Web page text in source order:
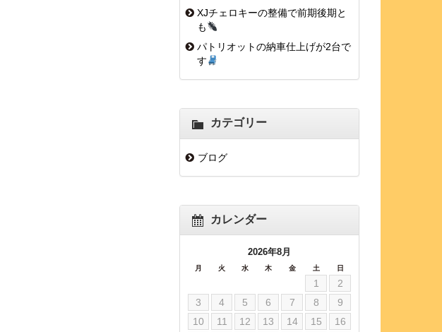
XJチェロキーの整備で前期後期と
も
パトリオットの納車仕上げが2台で
す
カテゴリー
ブログ
カレンダー
2026年8月
月 火 水 木 金 土 日
1
2
3
4 5 6 7 8
9
10
11 12 13 14 15
16